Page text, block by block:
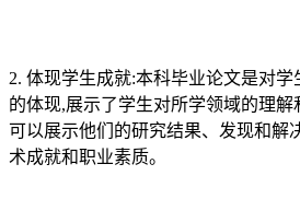
2. 体现学生成就:本科毕业论文是对
的体现,展示了学生对所学领域的理
可以展示他们的研究结果、发现和解
术成就和职业素质。